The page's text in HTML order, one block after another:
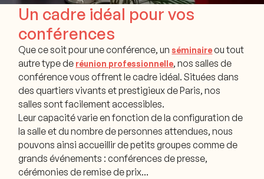
Un cadre idéal pour vos
conférences
Que ce soit pour une conférence, unséminaireou tout
autre type de réunion professionnelle, nos salles de
conférence vous offrent le cadre idéal. Situées dans
des quartiers vivants et prestigieux de Paris, nos
salles sont facilement accessibles.
Leur capacité varie en fonction de la configuration de
la salle et du nombre de personnes attendues, nous
pouvons ainsi accueillir de petits groupes comme de
grands événements : conférences de presse,
cérémonies de remise de prix…